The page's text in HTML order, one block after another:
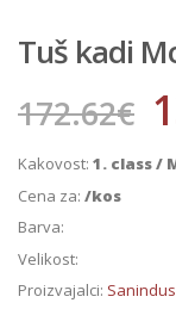
Tuš kadi
172.62€
Kakovost: 1. class /
Cena za: /kos
Barva:
Velikost:
Proizvajalci: